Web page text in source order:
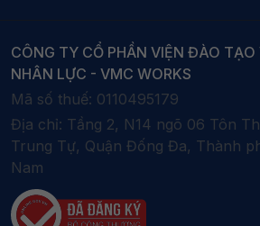
CÔNG TY CỔ PHẦN VIỆN ĐÀO TẠO
NHÂN LỰC - VMC WORKS
Mã số thuế: 0110495179
Địa chỉ: Tầng 2, N14 ngõ 06 Tôn
Trung Tự, Quận Đống Đa, Thành
Nam